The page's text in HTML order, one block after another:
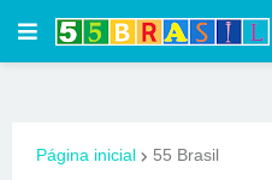
Página inicial 55 Brasil